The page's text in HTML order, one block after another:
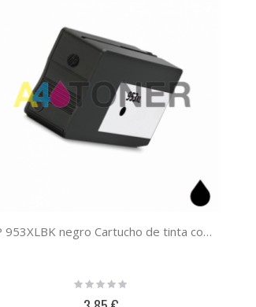
HP 953XLBK negro Cartucho de tinta compatible
Rating: